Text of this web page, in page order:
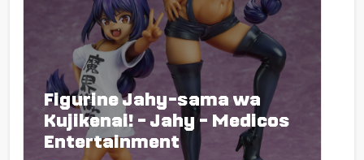
Figurine Jahy-sama wa
Kujikenai! - Jahy - Medicos
Entertainment